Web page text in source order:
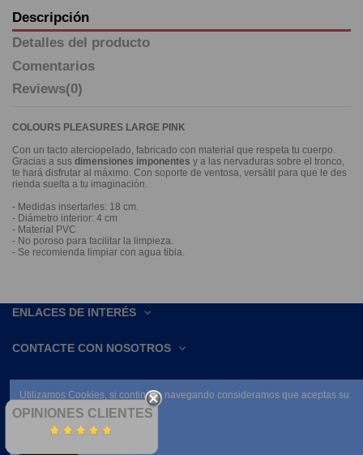
Descripción
Detalles del producto
Comentarios
Reviews(0)
COLOURS PLEASURES LARGE PINK
Con un tacto aterciopelado, fabricado con material que respeta tu cuerpo.
Gracias a sus dimensiones imponentes y a las nervaduras sobre el tronco,
te hará disfrutar al máximo. Con soporte de ventosa, versátil para que le des
rienda suelta a tu imaginación.
- Medidas insertarles: 18 cm.
- Diámetro interior: 4 cm
- Material PVC
- No poroso para facilitar la limpieza.
- Se recomienda limpiar con agua tibia.
ENLACES DE INTERÉS
CONTACTE CON NOSOTROS
OPINIONES CLIENTES
Utilizamos Cookies, si continúas navegando consideramos que aceptas su
uso.
Leer condiciones